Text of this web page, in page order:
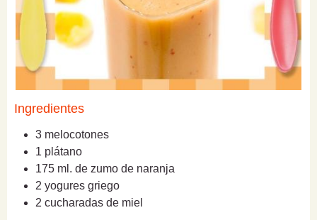
Ingredientes
3 melocotones
1 plátano
175 ml. de zumo de naranja
2 yogures griego
2 cucharadas de miel